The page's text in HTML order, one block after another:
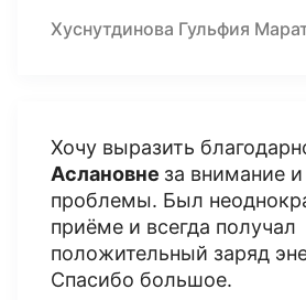
Хуснутдинова Гульфия
Хочу выразить
Аслановне за внимание
проблемы. Был
приёме и всегда получал
положительный заряд
Спасибо большое.